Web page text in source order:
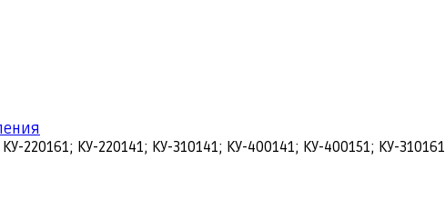
КУ-220141; КУ-310141; КУ-400141; КУ-400151; КУ-310161